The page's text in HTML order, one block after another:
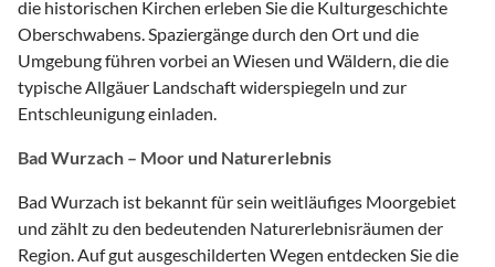
die historischen Kirchen erleben Sie die Kulturgeschichte
Oberschwabens. Spaziergänge durch den Ort und die
Umgebung führen vorbei an Wiesen und Wäldern, die die
typische Allgäuer Landschaft widerspiegeln und zur
Entschleunigung einladen.
Bad Wurzach – Moor und Naturerlebnis
Bad Wurzach ist bekannt für sein weitläufiges Moorgebiet
und zählt zu den bedeutenden Naturerlebnisräumen der
Region. Auf gut ausgeschilderten Wegen entdecken Sie die